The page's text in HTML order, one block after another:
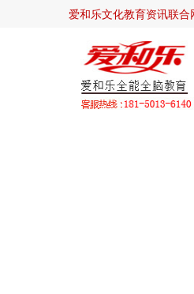
爱和乐文化教育资讯联合